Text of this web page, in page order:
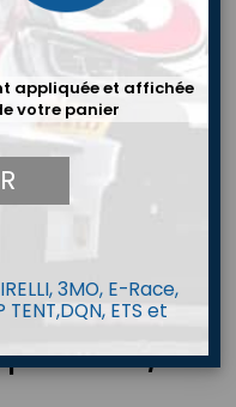
Circuit /
appliquée et affichée
votre panier
3MO, E-Race,
ETS et